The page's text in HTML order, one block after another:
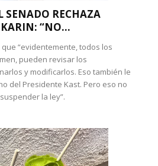
SENADO RECHAZA
KARIN: “NO...
que “evidentemente, todos los
pueden revisar los
y modificarlos. Eso también le
del Presidente Kast. Pero eso no
la ley”.